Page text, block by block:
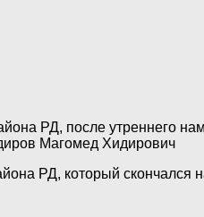
РД, после утреннего
Магомед Хидирович
РД, который